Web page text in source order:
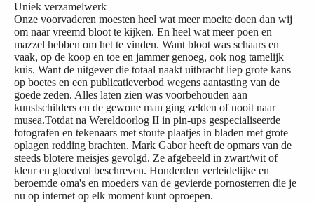
Uniek verzamelwerk
Onze voorvaderen moesten heel wat meer moeite doen dan wij
om naar vreemd bloot te kijken. En heel wat meer poen en
mazzel hebben om het te vinden. Want bloot was schaars en
vaak, op de koop en toe en jammer genoeg, ook nog tamelijk
kuis. Want de uitgever die totaal naakt uitbracht liep grote kans
op boetes en een publicatieverbod wegens aantasting van de
goede zeden. Alles laten zien was voorbehouden aan
kunstschilders en de gewone man ging zelden of nooit naar
musea.Totdat na Wereldoorlog II in pin-ups gespecialiseerde
fotografen en tekenaars met stoute plaatjes in bladen met grote
oplagen redding brachten. Mark Gabor heeft de opmars van de
steeds blotere meisjes gevolgd. Ze afgebeeld in zwart/wit of
kleur en gloedvol beschreven. Honderden verleidelijke en
beroemde oma's en moeders van de gevierde pornosterren die je
nu op internet op elk moment kunt oproepen.